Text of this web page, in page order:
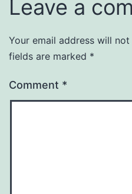
Leave a
Your email address will
fields are marked *
Comment *